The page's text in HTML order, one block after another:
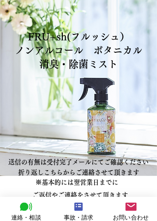
FRU+sh(フルッシュ）
​ノンアルコール ボタニカル
消臭・除菌ミスト
送信の有無は受付完了メールにてご確認ください
​折り返しこちらからご連絡させて頂きます
※基本的には翌営業日までに
ご返信やご連絡をさせて頂きます
2営業日以上経っても当社より連絡がない場合は
連絡・相談 事故・請求 お問い合わせ